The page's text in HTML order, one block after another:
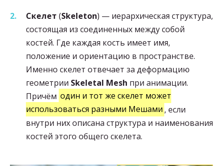
Скелет (Skeleton) — иерархическая структура,
состоящая из соединенных между собой
костей. Где каждая кость имеет имя,
положение и ориентацию в пространстве.
Именно скелет отвечает за деформацию
геометрии Skeletal Mesh при анимации.
Причём один и тот же скелет может
использоваться разными Мешами , если
внутри них описана структура и наименования
костей этого общего скелета.